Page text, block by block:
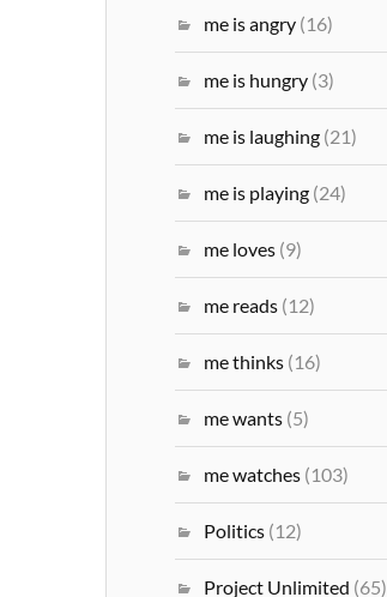
me is angry (16)
me is hungry (3)
me is laughing (21)
me is playing (24)
me loves (9)
me reads (12)
me thinks (16)
me wants (5)
me watches (103)
Politics (12)
Project Unlimited (65)